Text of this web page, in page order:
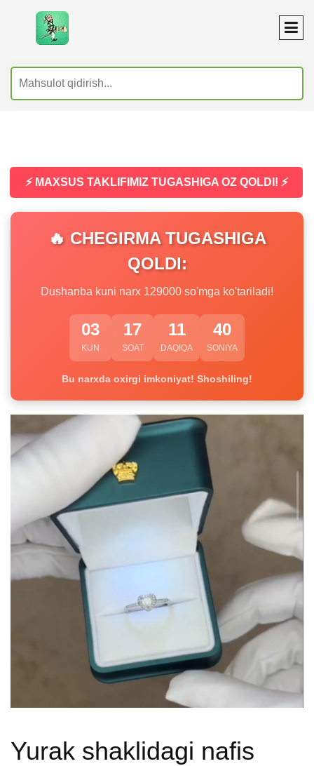
⚡ MAXSUS TAKLIFIMIZ TUGASHIGA OZ QOLDI! ⚡
🔥 CHEGIRMA TUGASHIGA
QOLDI:
Dushanba kuni narx 129000 so'mga ko'tariladi!
03
KUN
17
SOAT
11
DAQIQA
40
SONIYA
Bu narxda oxirgi imkoniyat! Shoshiling!
Yurak shaklidagi nafis